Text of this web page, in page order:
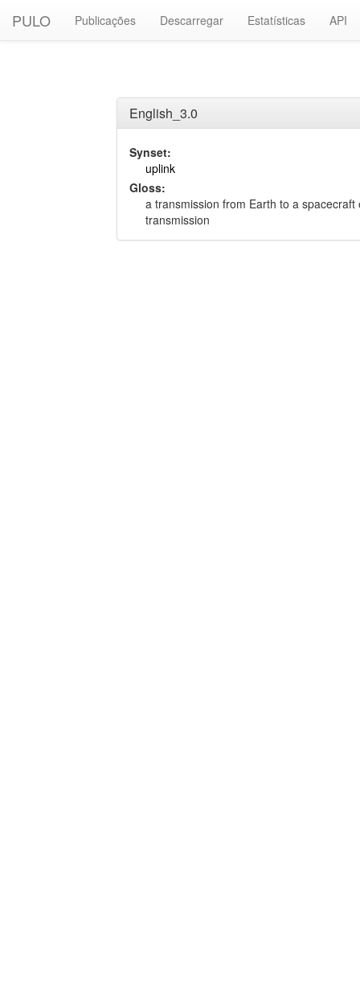
PULO Publicações Descarregar Estatísticas API
English_3.0
Synset:
uplink
Gloss:
a transmission from Earth to a
transmission